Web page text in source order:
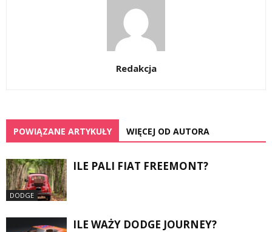
Redakcja
POWIĄZANE ARTYKUŁY WIĘCEJ OD AUTORA
DODGE
ILE PALI FIAT FREEMONT?
ILE WAŻY DODGE JOURNEY?